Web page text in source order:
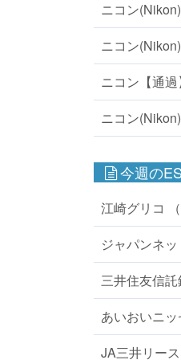
ニコン(Nikon)
ニコン(Nikon)
ニコン【通過
ニコン(Nikon)
今週の
江崎グリコ （
ジャパンネ
三井住友信
あいおいニッ
JA三井リース